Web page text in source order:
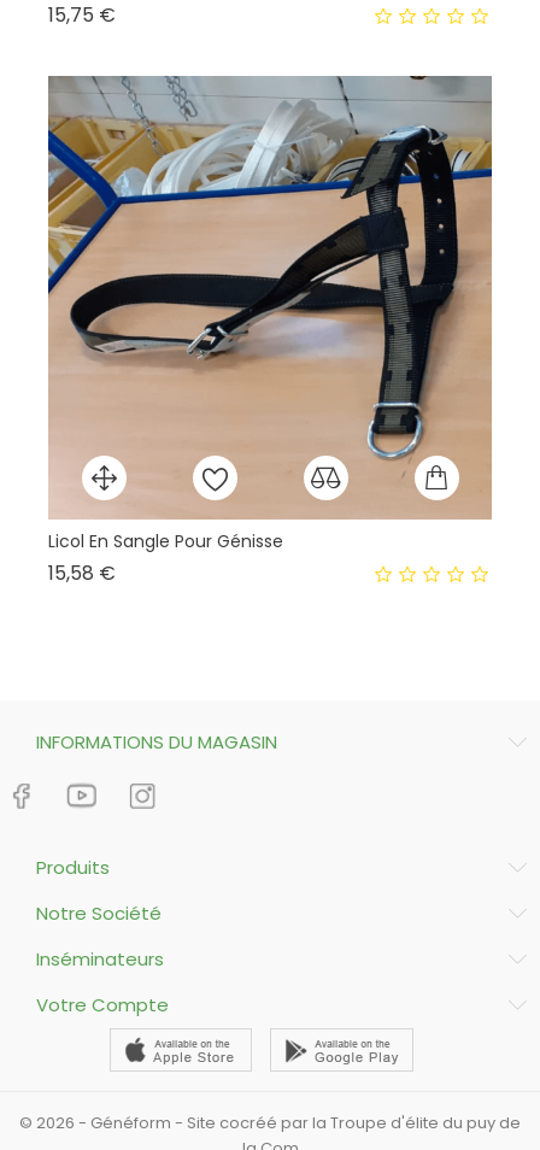
15,75 €
Licol En Sangle Pour Génisse
15,58 €
INFORMATIONS DU MAGASIN
Produits
Notre Société
Inséminateurs
Votre Compte
© 2026 - Généform - Site cocréé par la Troupe d'élite du puy de